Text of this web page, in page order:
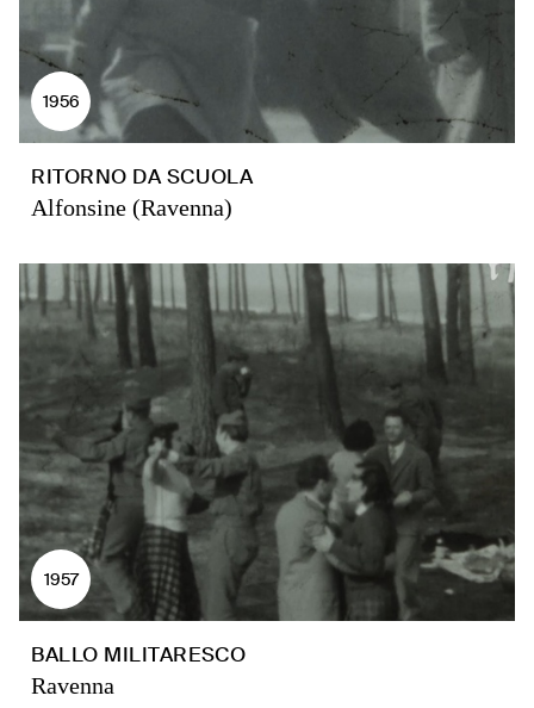
1956
RITORNO DA SCUOLA
Alfonsine (Ravenna)
1957
BALLO MILITARESCO
Ravenna